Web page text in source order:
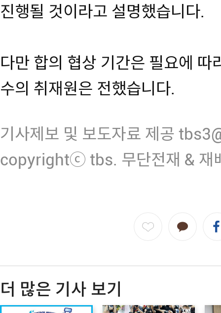
진행될 것이라고 설명했습니다.
다만 합의 협상 기간은 필요에 따
수의 취재원은 전했습니다.
기사제보 및 보도자료 제공
copyrightⓒ tbs. 무단전재 & 재
더 많은 기사 보기